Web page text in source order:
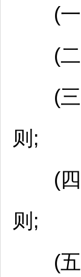
(一)
(二)
(三)
则;
(四)
则;
(五)